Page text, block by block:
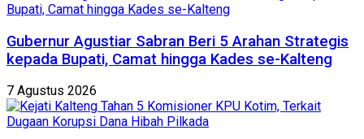
Gubernur Agustiar Sabran Beri 5 Arahan Strategis
kepada Bupati, Camat hingga Kades se-Kalteng
7 Agustus 2026